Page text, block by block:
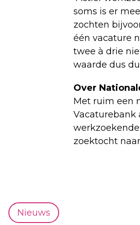
soms is er
zochten
één vacature
twee à drie
waarde dus
Over
Met ruim een
Vacaturebank
zoektocht
Nieuws